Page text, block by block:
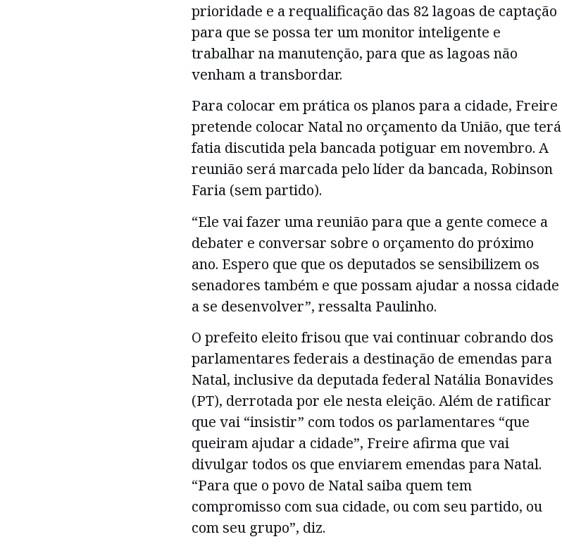
prioridade e a requalificação das 82 lagoas de captação
para que se possa ter um monitor inteligente e
trabalhar na manutenção, para que as lagoas não
venham a transbordar.
Para colocar em prática os planos para a cidade, Freire
pretende colocar Natal no orçamento da União, que terá
fatia discutida pela bancada potiguar em novembro. A
reunião será marcada pelo líder da bancada, Robinson
Faria (sem partido).
“Ele vai fazer uma reunião para que a gente comece a
debater e conversar sobre o orçamento do próximo
ano. Espero que que os deputados se sensibilizem os
senadores também e que possam ajudar a nossa cidade
a se desenvolver”, ressalta Paulinho.
O prefeito eleito frisou que vai continuar cobrando dos
parlamentares federais a destinação de emendas para
Natal, inclusive da deputada federal Natália Bonavides
(PT), derrotada por ele nesta eleição. Além de ratificar
que vai “insistir” com todos os parlamentares “que
queiram ajudar a cidade”, Freire afirma que vai
divulgar todos os que enviarem emendas para Natal.
“Para que o povo de Natal saiba quem tem
compromisso com sua cidade, ou com seu partido, ou
com seu grupo”, diz.